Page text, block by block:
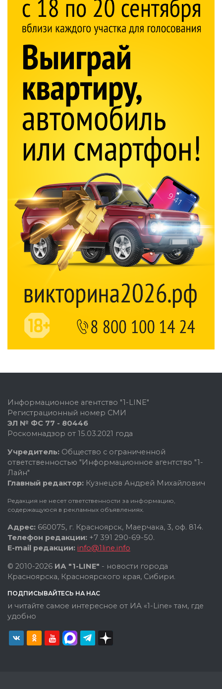
Информационное агентство "1-LINE"
Регистрационный номер СМИ
ЭЛ № ФС 77 - 80446
Роскомнадзор от 15.03.2021 года
Учредитель: Общество с ограниченной
ответственностью "Информационное агентство "1-
Лайн"
Главный редактор: Кузнецов Андрей Михайлович
Редакция не несет ответственности за информацию,
содержащуюся в рекламных объявлениях.
Адрес: 660075, г. Красноярск, Маерчака, 3, оф. 814.
Телефон редакции: +7 391 290-69-50.
E-mail редакции: info@1line.info
© 2010-2026 ИА "1-LINE" - новости города
Красноярска, Красноярского края, Сибири.
ПОДПИСЫВАЙТЕСЬ НА НАС
и читайте самое интересное от ИА «1-Line» там, где
удобно